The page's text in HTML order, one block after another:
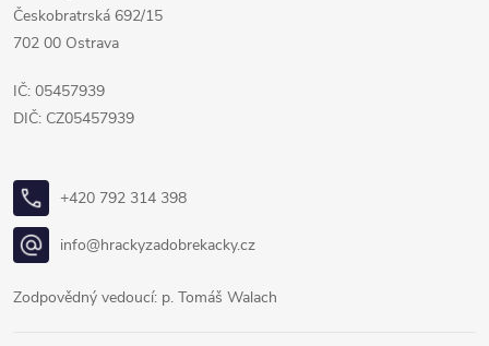
Českobratrská 692/15
702 00 Ostrava
IČ: 05457939
DIČ: CZ05457939
+420 792 314 398
info@hrackyzadobrekacky.cz
Zodpovědný vedoucí: p. Tomáš Walach